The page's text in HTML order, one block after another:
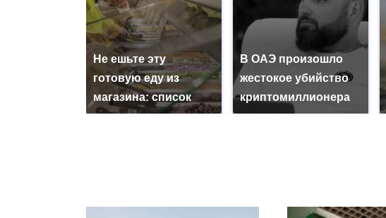
Не ешьте эту
готовую еду из
магазина: список
В ОАЭ произошло
жестокое убийство
криптомиллионера